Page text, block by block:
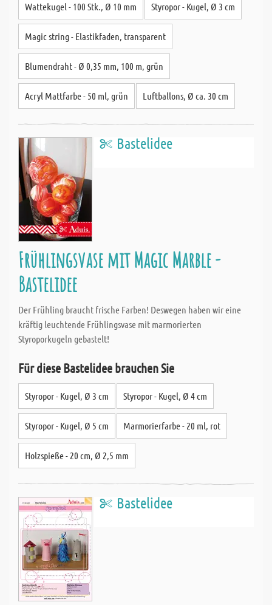
Wattekugel - 100 Stk., Ø 10 mm Styropor - Kugel, Ø 3 cm
Magic string - Elastikfaden, transparent
Blumendraht - Ø 0,35 mm, 100 m, grün
Acryl Mattfarbe - 50 ml, grün Luftballons, Ø ca. 30 cm
Bastelidee
Frühlingsvase mit Magic Marble -
Bastelidee
Der Frühling braucht frische Farben! Deswegen haben wir eine
kräftig leuchtende Frühlingsvase mit marmorierten
Styroporkugeln gebastelt!
Für diese Bastelidee brauchen Sie
Styropor - Kugel, Ø 3 cm Styropor - Kugel, Ø 4 cm
Styropor - Kugel, Ø 5 cm Marmorierfarbe - 20 ml, rot
Holzspieße - 20 cm, Ø 2,5 mm
Bastelidee